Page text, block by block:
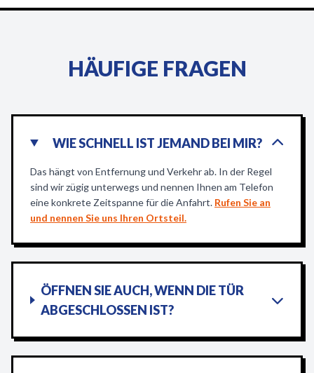
HÄUFIGE FRAGEN
WIE SCHNELL IST JEMAND BEI MIR?
Das hängt von Entfernung und Verkehr ab. In der Regel
sind wir zügig unterwegs und nennen Ihnen am Telefon
eine konkrete Zeitspanne für die Anfahrt. Rufen Sie an
und nennen Sie uns Ihren Ortsteil.
ÖFFNEN SIE AUCH, WENN DIE TÜR
ABGESCHLOSSEN IST?